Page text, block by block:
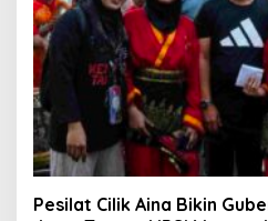
Pesilat Cilik Aina Bikin